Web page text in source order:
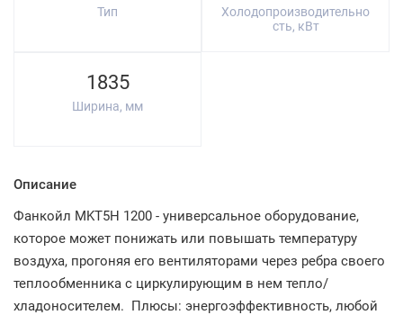
Тип
Холодопроизводительно
сть, кВт
1835
Ширина, мм
Описание
Фанкойл MKT5H 1200 - универсальное оборудование,
которое может понижать или повышать температуру
воздуха, прогоняя его вентиляторами через ребра своего
теплообменника с циркулирующим в нем тепло/
хладоносителем. Плюсы: энергоэффективность, любой